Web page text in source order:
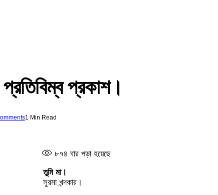
প্রকাশ।
1 Min Read
৮৭৪ বার পড়া হয়েছে
তুমি মা।
সুরমা খন্দকার।